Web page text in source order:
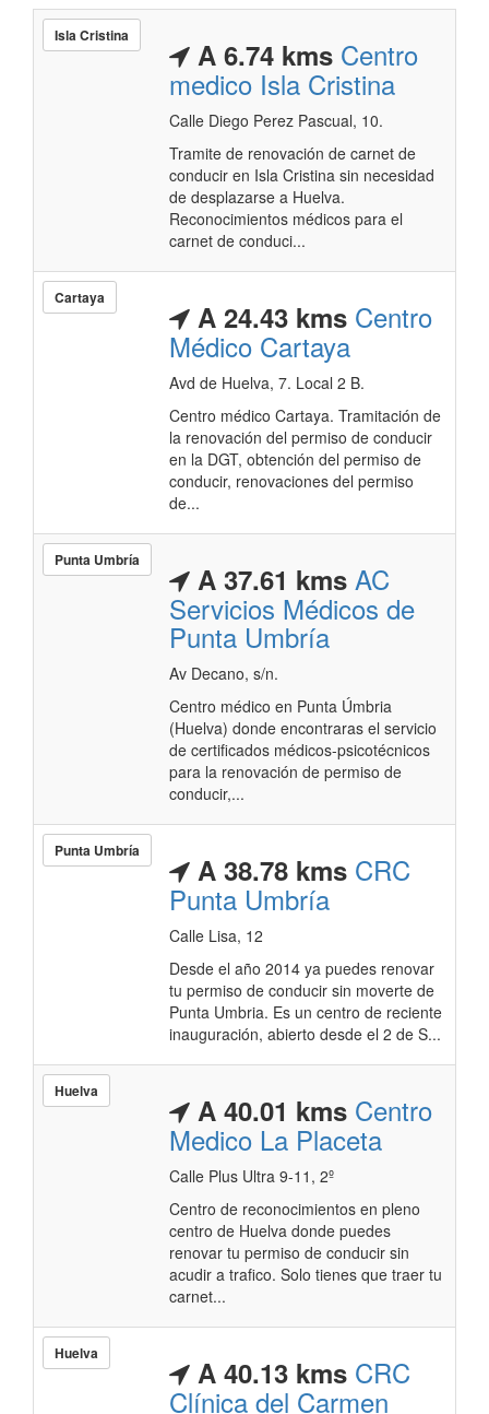
Isla Cristina
A 6.74 kms Centro
medico Isla Cristina
Calle Diego Perez Pascual, 10.
Tramite de renovación de carnet de
conducir en Isla Cristina sin necesidad
de desplazarse a Huelva.
Reconocimientos médicos para el
carnet de conduci...
Cartaya
A 24.43 kms Centro
Médico Cartaya
Avd de Huelva, 7. Local 2 B.
Centro médico Cartaya. Tramitación de
la renovación del permiso de conducir
en la DGT, obtención del permiso de
conducir, renovaciones del permiso
de...
Punta Umbría
A 37.61 kms AC
Servicios Médicos de
Punta Umbría
Av Decano, s/n.
Centro médico en Punta Úmbria
(Huelva) donde encontraras el servicio
de certificados médicos-psicotécnicos
para la renovación de permiso de
conducir,...
Punta Umbría
A 38.78 kms CRC
Punta Umbría
Calle Lisa, 12
Desde el año 2014 ya puedes renovar
tu permiso de conducir sin moverte de
Punta Umbria. Es un centro de reciente
inauguración, abierto desde el 2 de S...
Huelva
A 40.01 kms Centro
Medico La Placeta
Calle Plus Ultra 9-11, 2º
Centro de reconocimientos en pleno
centro de Huelva donde puedes
renovar tu permiso de conducir sin
acudir a trafico. Solo tienes que traer tu
carnet...
Huelva
A 40.13 kms CRC
Clínica del Carmen